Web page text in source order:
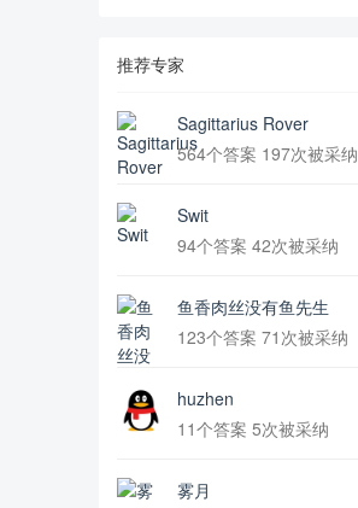
推荐专家
Sagittarius Rover
564个答案 197次被采纳
Swit
94个答案 42次被采纳
鱼香肉丝没有鱼先生
123个答案 71次被采纳
huzhen
11个答案 5次被采纳
雾月